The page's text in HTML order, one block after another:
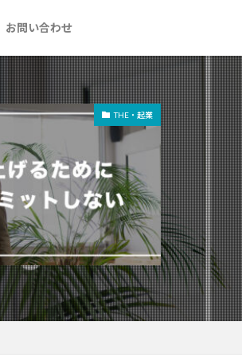
お問い合わせ
THE・起業